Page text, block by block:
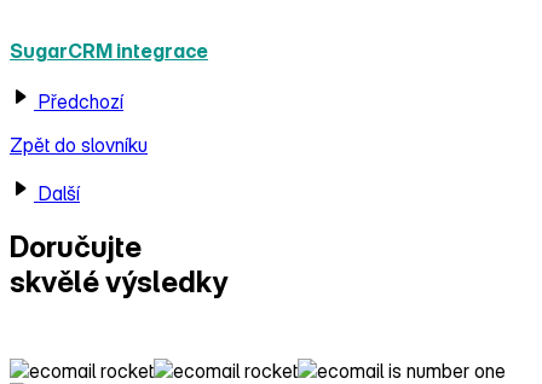
SugarCRM integrace
Předchozí
Zpět do slovníku
Další
Doručujte
skvělé výsledky